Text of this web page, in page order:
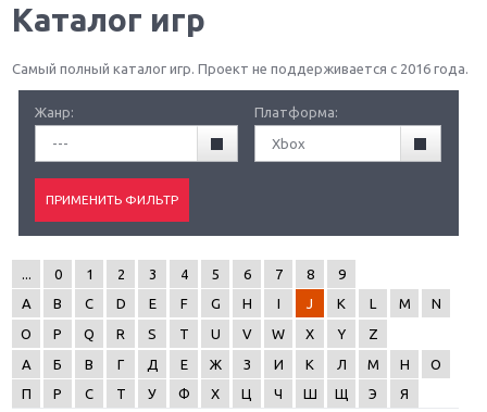
Каталог игр
Самый полный каталог игр. Проект не поддерживается с 2016 года.
Жанр:
---
Платформа:
Xbox
0 1 2 3 4 5 6 7 8
9
A
B C D E F G H I J K L M
N
O
P Q R S T U V W X Y
Z
А
Б В Г Д Е Ж З И К Л М Н
О
П
Р С Т У Ф Х Ц Ч Ш Щ Э Я